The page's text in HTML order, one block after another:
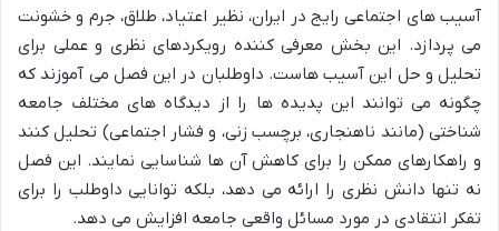
آسیب های اجتماعی رایج در ایران، نظیر اعتیاد، طلاق، جرم و خشونت
می پردازد. این بخش معرفی کننده رویکردهای نظری و عملی برای
تحلیل و حل این آسیب هاست. داوطلبان در این فصل می آموزند که
چگونه می توانند این پدیده ها را از دیدگاه های مختلف جامعه
شناختی (مانند ناهنجاری، برچسب زنی، و فشار اجتماعی) تحلیل کنند
و راهکارهای ممکن را برای کاهش آن ها شناسایی نمایند. این فصل
نه تنها دانش نظری را ارائه می دهد، بلکه توانایی داوطلب را برای
تفکر انتقادی در مورد مسائل واقعی جامعه افزایش می دهد.